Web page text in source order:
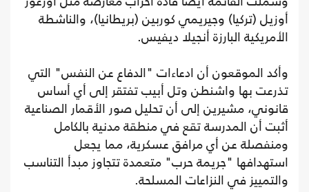
أوزيل (تركيا) وجيريمي كوربين (بريطانيا)، والناشطة
الأمريكية البارزة أنجيلا ديفيس.
وأكد الموقعون أن ادعاءات "الدفاع عن النفس" التي
تذرعت بها واشنطن وتل أبيب تفتقر إلى أي أساس
قانوني، مشيرين إلى أن تحليل صور الأقمار الصناعية
أثبت أن المدرسة تقع في منطقة مدنية بالكامل
ومنفصلة عن أي مرافق عسكرية، مما يجعل
استهدافها "جريمة حرب" متعمدة تتجاوز مبدأ التناسب
والتمييز في النزاعات المسلحة.